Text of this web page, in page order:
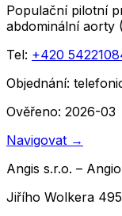
Populační pilotní
abdominální aorty
Tel: +420
Objednání:
Ověřeno: 2026-03
Navigovat →
Angis s.r.o. –
Jiřího Wolkera